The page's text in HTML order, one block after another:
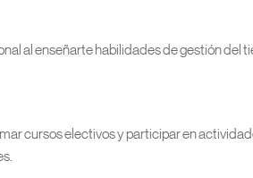
al enseñarte habilidades de gestión del
cursos electivos y participar en